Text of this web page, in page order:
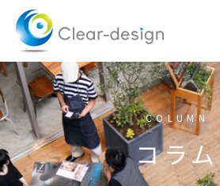
content
COLUMN
コラム